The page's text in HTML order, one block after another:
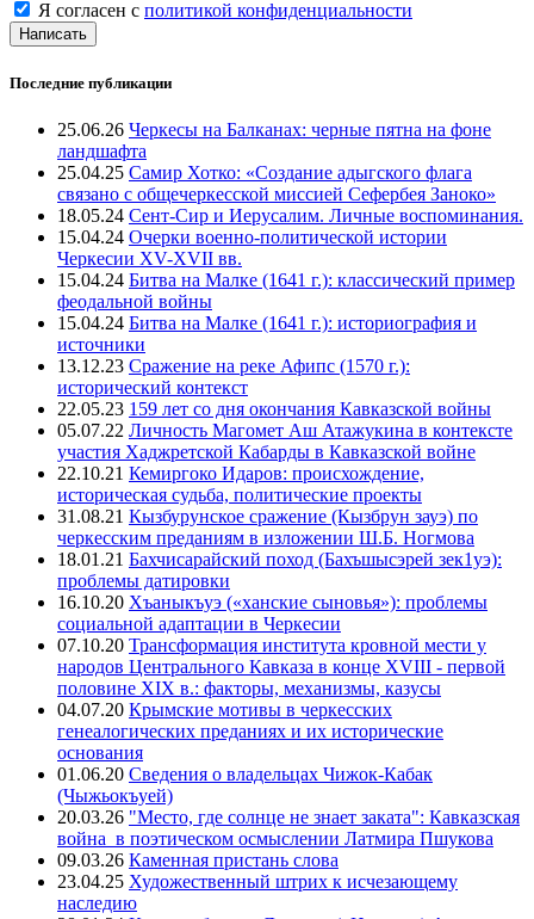
Я согласен с политикой конфиденциальности
Написать
Последние публикации
25.06.26 Черкесы на Балканах: черные пятна на фоне
ландшафта
25.04.25 Самир Хотко: «Создание адыгского флага
связано с общечеркесской миссией Сефербея Заноко»
18.05.24 Сент-Сир и Иерусалим. Личные воспоминания.
15.04.24 Очерки военно-политической истории
Черкесии XV-XVII вв.
15.04.24 Битва на Малке (1641 г.): классический пример
феодальной войны
15.04.24 Битва на Малке (1641 г.): историография и
источники
13.12.23 Сражение на реке Афипс (1570 г.):
исторический контекст
22.05.23 159 лет со дня окончания Кавказской войны
05.07.22 Личность Магомет Аш Атажукина в контексте
участия Хаджретской Кабарды в Кавказской войне
22.10.21 Кемиргоко Идаров: происхождение,
историческая судьба, политические проекты
31.08.21 Кызбурунское сражение (Кызбрун зауэ) по
черкесским преданиям в изложении Ш.Б. Ногмова
18.01.21 Бахчисарайский поход (Бахъшысэрей зек1уэ):
проблемы датировки
16.10.20 Хъаныкъуэ («ханские сыновья»): проблемы
социальной адаптации в Черкесии
07.10.20 Трансформация института кровной мести у
народов Центрального Кавказа в конце XVIII - первой
половине XIX в.: факторы, механизмы, казусы
04.07.20 Крымские мотивы в черкесских
генеалогических преданиях и их исторические
основания
01.06.20 Сведения о владельцах Чижок-Кабак
(Чыжьокъуей)
20.03.26 "Место, где солнце не знает заката": Кавказская
война в поэтическом осмыслении Латмира Пшукова
09.03.26 Каменная пристань слова
23.04.25 Художественный штрих к исчезающему
наследию